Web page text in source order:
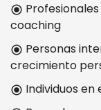
radio_button_checked
coaching
radio_button_checked Personas
crecimiento
radio_button_checked Individuos